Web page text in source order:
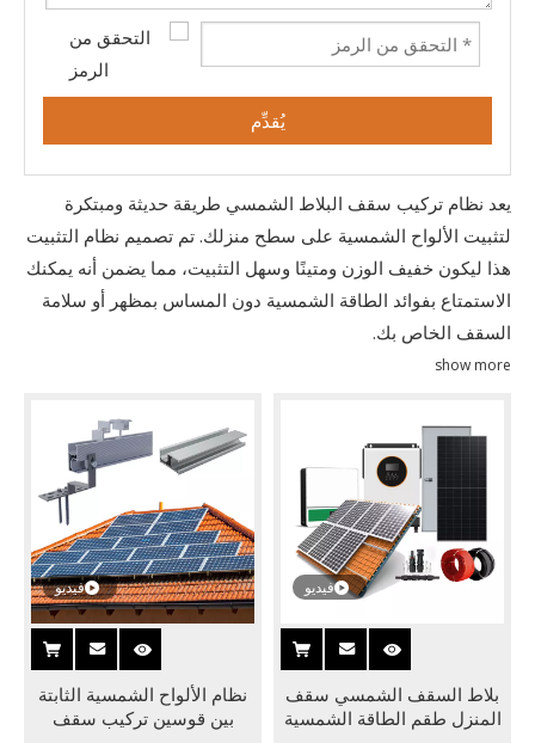
يُقدِّم
يعد نظام تركيب سقف البلاط الشمسي طريقة حديثة ومبتكرة
لتثبيت الألواح الشمسية على سطح منزلك. تم تصميم نظام التثبيت
هذا ليكون خفيف الوزن ومتينًا وسهل التثبيت، مما يضمن أنه يمكنك
الاستمتاع بفوائد الطاقة الشمسية دون المساس بمظهر أو سلامة
السقف الخاص بك.
show more
فيديو
بلاط السقف الشمسي سقف
المنزل طقم الطاقة الشمسية
فيديو
نظام الألواح الشمسية الثابتة
بين قوسين تركيب سقف